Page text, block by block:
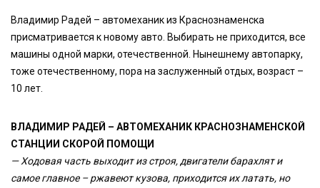
Владимир Радей – автомеханик из Краснознаменска
присматривается к новому авто. Выбирать не приходится, все
машины одной марки, отечественной. Нынешнему автопарку,
тоже отечественному, пора на заслуженный отдых, возраст –
10 лет.
ВЛАДИМИР РАДЕЙ – АВТОМЕХАНИК КРАСНОЗНАМЕНСКОЙ
СТАНЦИИ СКОРОЙ ПОМОЩИ
— Ходовая часть выходит из строя, двигатели барахлят и
самое главное – ржавеют кузова, приходится их латать, но